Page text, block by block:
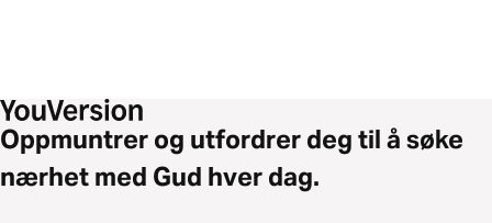
Oppmuntrer og utfordrer deg til å søke
nærhet med Gud hver dag.